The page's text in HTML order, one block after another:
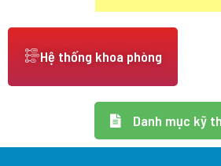
Hệ thống khoa phòng
Danh mục kỹ